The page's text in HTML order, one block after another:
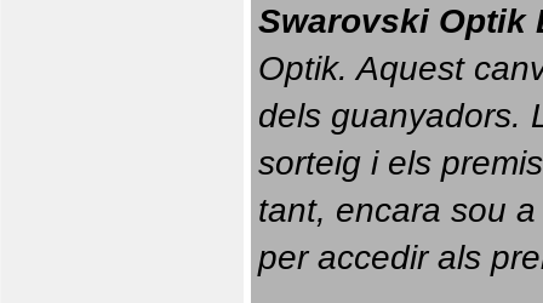
Swarovski Optik
Optik. Aquest
dels guanyadors.
sorteig i els
tant, encara sou
per accedir als